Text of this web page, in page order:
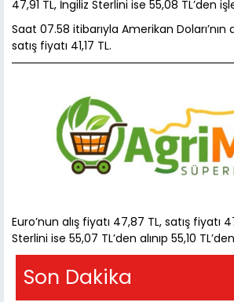
47,91 TL, İngiliz Sterlini ise 55,08 TL’den
Saat 07.58 itibarıyla Amerikan Doları’nın
satış fiyatı 41,17 TL.
Euro’nun alış fiyatı 47,87 TL, satış fiyatı
Sterlini ise 55,07 TL’den alınıp 55,10
Son Dakika